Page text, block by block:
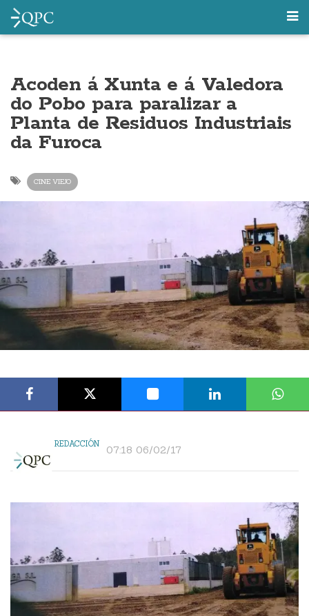
Acoden á Xunta e á Valedora
do Pobo para paralizar a
Planta de Residuos Industriais
da Furoca
CINE VIEJO
REDACCIÓN 07:18 06/02/17